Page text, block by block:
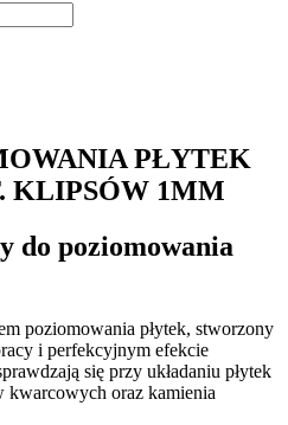
PŁYTEK
KLIPSÓW 1MM
do poziomowania
poziomowania płytek, stworzony
i perfekcyjnym efekcie
się przy układaniu płytek
kwarcowych oraz kamienia